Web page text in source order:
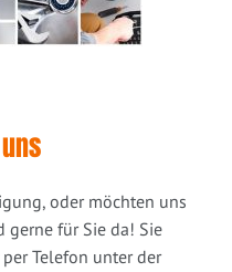
oder möchten uns
gerne für Sie da! Sie
Telefon unter der